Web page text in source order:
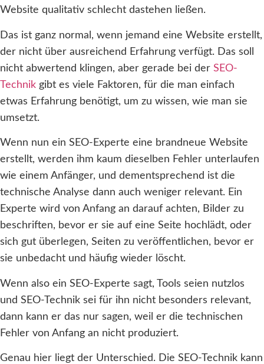
Website qualitativ schlecht dastehen ließen.
Das ist ganz normal, wenn jemand eine Website erstellt,
der nicht über ausreichend Erfahrung verfügt. Das soll
nicht abwertend klingen, aber gerade bei der SEO-
Technik gibt es viele Faktoren, für die man einfach
etwas Erfahrung benötigt, um zu wissen, wie man sie
umsetzt.
Wenn nun ein SEO-Experte eine brandneue Website
erstellt, werden ihm kaum dieselben Fehler unterlaufen
wie einem Anfänger, und dementsprechend ist die
technische Analyse dann auch weniger relevant. Ein
Experte wird von Anfang an darauf achten, Bilder zu
beschriften, bevor er sie auf eine Seite hochlädt, oder
sich gut überlegen, Seiten zu veröffentlichen, bevor er
sie unbedacht und häufig wieder löscht.
Wenn also ein SEO-Experte sagt, Tools seien nutzlos
und SEO-Technik sei für ihn nicht besonders relevant,
dann kann er das nur sagen, weil er die technischen
Fehler von Anfang an nicht produziert.
Genau hier liegt der Unterschied. Die SEO-Technik kann